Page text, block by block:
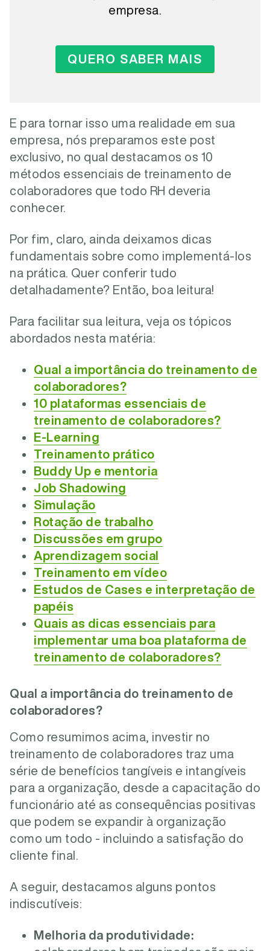
empresa.
QUERO SABER MAIS
E para tornar isso uma realidade em sua
empresa, nós preparamos este post
exclusivo, no qual destacamos os 10
métodos essenciais de treinamento de
colaboradores que todo RH deveria
conhecer.
Por fim, claro, ainda deixamos dicas
fundamentais sobre como implementá-los
na prática. Quer conferir tudo
detalhadamente? Então, boa leitura!
Para facilitar sua leitura, veja os tópicos
abordados nesta matéria:
Qual a importância do treinamento de
colaboradores?
10 plataformas essenciais de
treinamento de colaboradores?
E-Learning
Treinamento prático
Buddy Up e mentoria
Job Shadowing
Simulação
Rotação de trabalho
Discussões em grupo
Aprendizagem social
Treinamento em vídeo
Estudos de Cases e interpretação de
papéis
Quais as dicas essenciais para
implementar uma boa plataforma de
treinamento de colaboradores?
Qual a importância do treinamento de
colaboradores?
Como resumimos acima, investir no
treinamento de colaboradores traz uma
série de benefícios tangíveis e intangíveis
para a organização, desde a capacitação do
funcionário até as consequências positivas
que podem se expandir à organização
como um todo - incluindo a satisfação do
cliente final.
A seguir, destacamos alguns pontos
indiscutíveis:
Melhoria da produtividade: